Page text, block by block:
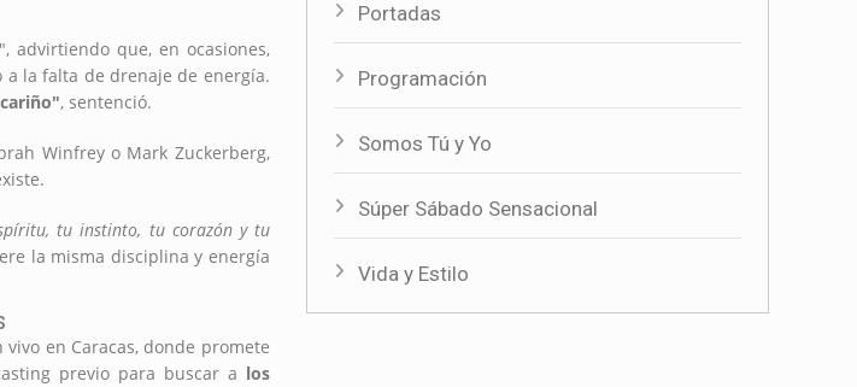
advirtiendo que, en ocasiones,
la falta de drenaje de energía.
, sentenció.
Winfrey o Mark Zuckerberg,
tu instinto, tu corazón y tu
la misma disciplina y energía
en Caracas, donde promete
previo para buscar a los
Portadas
Programación
Somos Tú y Yo
Súper Sábado Sensacional
Vida y Estilo